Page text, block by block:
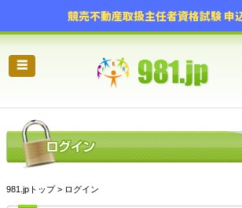
競売不動産取扱主任者資格試験 申
☰
981.jpトップ> ログイン